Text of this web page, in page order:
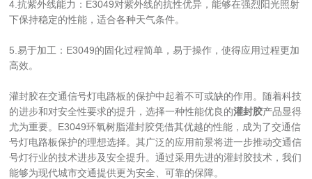
4.抗紫外线能力：E3049对紫外线的抗性优异，能够在强烈阳光照射
下保持稳定的性能，适合各种天气条件。
5.易于加工：E3049的固化过程简单，易于操作，使得应用过程更加
高效。
灌封胶在交通信号灯电路板的保护中起着不可或缺的作用。随着科技
的进步和对安全性要求的提升，选择一种性能优良的灌封胶产品显得
尤为重要。E3049环氧树脂灌封胶凭借其优越的性能，成为了交通信
号灯电路板保护的理想选择。其广泛的应用前景将进一步推动交通信
号灯行业的技术进步及安全提升。通过采用先进的灌封胶技术，我们
能够为现代城市交通提供更为安全、可靠的保障。